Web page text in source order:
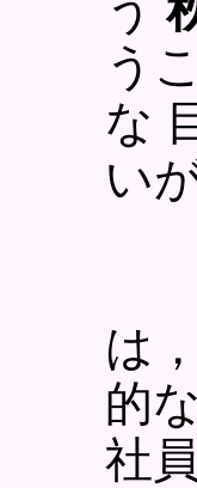
う
な
い
余
は
的
社